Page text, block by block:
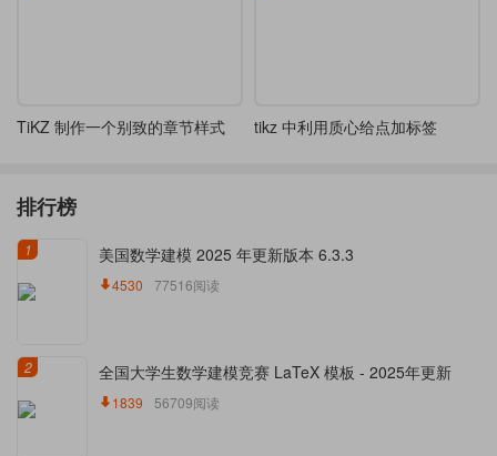
TiKZ 制作一个别致的章节样式 tikz 中利用质心给点加标签
排行榜
1 美国数学建模 2025 年更新版本 6.3.3
4530 77516阅读
2 全国大学生数学建模竞赛 LaTeX 模板 - 2025年更新
1839 56709阅读